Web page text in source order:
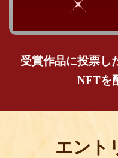
受賞作品に投票し
NFTを
エント